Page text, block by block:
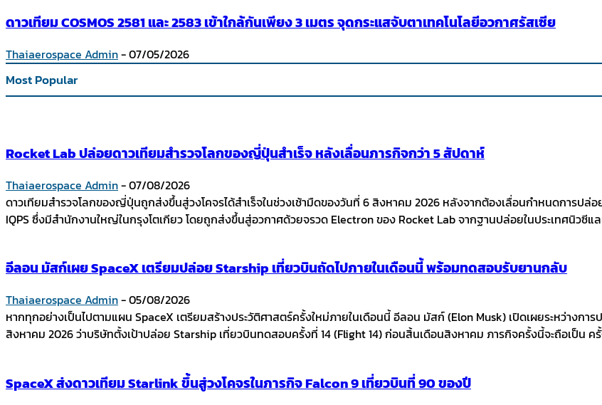
ดาวเทียม COSMOS 2581 และ 2583 เข้าใกล้กันเพียง 3 เมตร จุดกระแสจับตาเทคโนโลยีอวกาศรัสเซีย
Thaiaerospace Admin-07/05/2026
Most Popular
Rocket Lab ปล่อยดาวเทียมสำรวจโลกของญี่ปุ่นสำเร็จ หลังเลื่อนภารกิจกว่า 5 สัปดาห์
Thaiaerospace Admin-07/08/2026
ดาวเทียมสำรวจโลกของญี่ปุ่นถูกส่งขึ้นสู่วงโคจรได้สำเร็จในช่วงเช้ามืดของวันที่ 6 สิงหาคม 2026 หลังจากต้องเลื่อนกำหนดการปล่
IQPS ซึ่งมีสำนักงานใหญ่ในกรุงโตเกียว โดยถูกส่งขึ้นสู่อวกาศด้วยจรวด Electron ของ Rocket Lab จากฐานปล่อยในประเทศนิวซีแล
อีลอน มัสก์เผย SpaceX เตรียมปล่อย Starship เที่ยวบินถัดไปภายในเดือนนี้ พร้อมทดสอบรับยานกลับ
Thaiaerospace Admin-05/08/2026
หากทุกอย่างเป็นไปตามแผน SpaceX เตรียมสร้างประวัติศาสตร์ครั้งใหม่ภายในเดือนนี้ อีลอน มัสก์ (Elon Musk) เปิดเผยระหว่างกา
สิงหาคม 2026 ว่าบริษัทตั้งเป้าปล่อย Starship เที่ยวบินทดสอบครั้งที่ 14 (Flight 14) ก่อนสิ้นเดือนสิงหาคม ภารกิจครั้งนี้จะถือเป็น ค
SpaceX ส่งดาวเทียม Starlink ขึ้นสู่วงโคจรในภารกิจ Falcon 9 เที่ยวบินที่ 90 ของปี